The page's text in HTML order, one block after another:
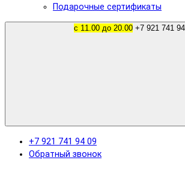
Подарочные сертификаты
с 11.00 до 20.00
+7 921 741 94 09
Обратный звонок